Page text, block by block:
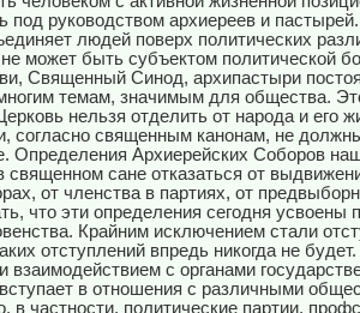
под руководством архиереев и пастырей.
людей поверх политических
может быть субъектом политической
Священный Синод, архипастыри
темам, значимым для общества.
нельзя отделить от народа и его
согласно священным канонам, не
Определения Архиерейских Соборов
священном сане отказаться от
от членства в партиях, от
что эти определения сегодня
Крайним исключением стали
отступлений впредь никогда не будет.
взаимодействием с органами
в отношения с различными
в частности, политические партии,